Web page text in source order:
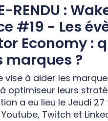
RENDU :
#19 - Les
Economy :
marques ?
vise à aider les
optimiseur leurs
a eu lieu le Jeudi
Twitch et